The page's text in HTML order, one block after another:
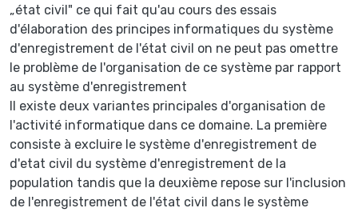
„état civil" ce qui fait qu'au cours des essais
d'élaboration des principes informatiques du système
d'enregistrement de l'état civil on ne peut pas omettre
le problème de l'organisation de ce système par rapport
au système d'enregistrement
Il existe deux variantes principales d'organisation de
l'activité informatique dans ce domaine. La première
consiste à excluire le système d'enregistrement de
d'etat civil du système d'enregistrement de la
population tandis que la deuxième repose sur l'inclusion
de l'enregistrement de l'état civil dans le système